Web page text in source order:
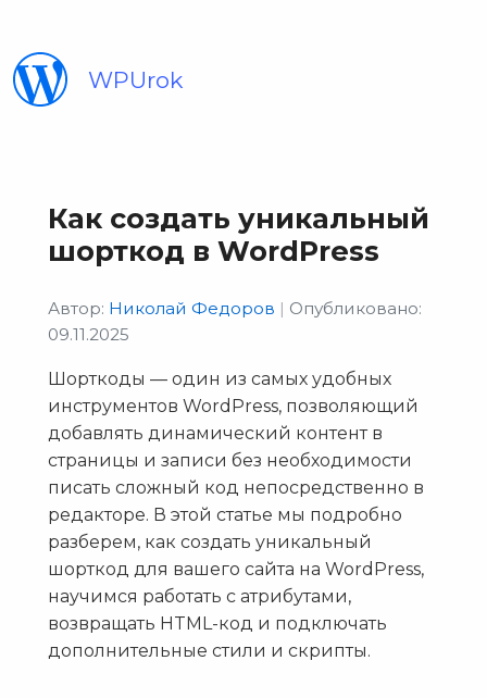
WPUrok
Как создать уникальный
шорткод в WordPress
Автор: Николай Федоров | Опубликовано:
09.11.2025
Шорткоды — один из самых удобных
инструментов WordPress, позволяющий
добавлять динамический контент в
страницы и записи без необходимости
писать сложный код непосредственно в
редакторе. В этой статье мы подробно
разберем, как создать уникальный
шорткод для вашего сайта на WordPress,
научимся работать с атрибутами,
возвращать HTML-код и подключать
дополнительные стили и скрипты.